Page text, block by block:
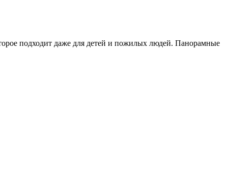
подходит даже для детей и пожилых людей. Панорамные